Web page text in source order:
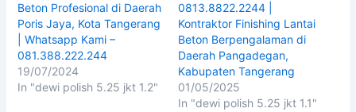
Beton Profesional di Daerah
Poris Jaya, Kota Tangerang
| Whatsapp Kami –
081.388.222.244
19/07/2024
In "dewi polish 5.25 jkt 1.2"
0813.8822.2244 |
Kontraktor Finishing Lantai
Beton Berpengalaman di
Daerah Pangadegan,
Kabupaten Tangerang
01/05/2025
In "dewi polish 5.25 jkt 1.1"